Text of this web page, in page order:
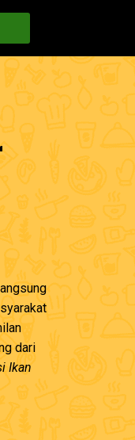
dari
Ikan